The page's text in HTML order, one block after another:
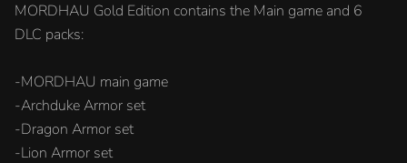
MORDHAU Gold Edition contains the Main game and 6
DLC packs:
-MORDHAU main game
-Archduke Armor set
-Dragon Armor set
-Lion Armor set